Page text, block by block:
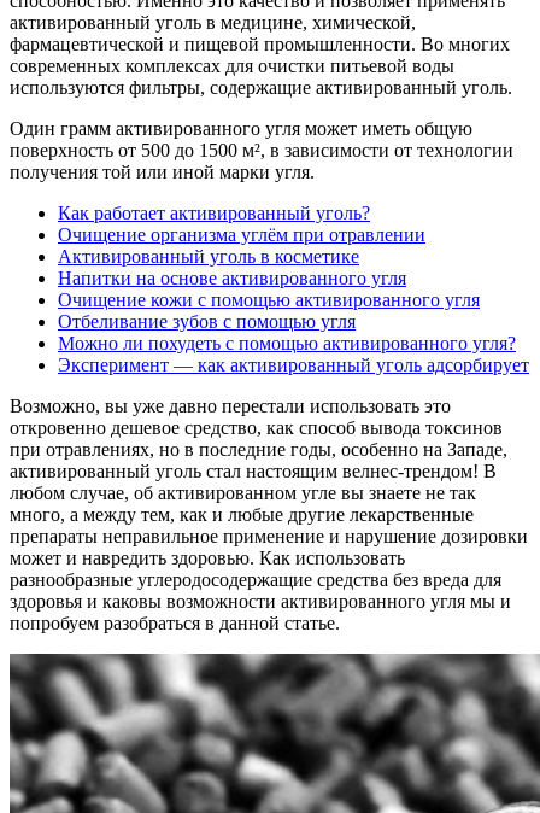
активированный уголь в медицине, химической,
фармацевтической и пищевой промышленности. Во многих
современных комплексах для очистки питьевой воды
используются фильтры, содержащие активированный уголь.
Один грамм активированного угля может иметь общую
поверхность от 500 до 1500 м², в зависимости от технологии
получения той или иной марки угля.
Как работает активированный уголь?
Очищение организма углём при отравлении
Активированный уголь в косметике
Напитки на основе активированного угля
Очищение кожи с помощью активированного угля
Отбеливание зубов с помощью угля
Можно ли похудеть с помощью активированного угля?
Эксперимент — как активированный уголь адсорбирует
Возможно, вы уже давно перестали использовать это
откровенно дешевое средство, как способ вывода токсинов
при отравлениях, но в последние годы, особенно на Западе,
активированный уголь стал настоящим велнес-трендом! В
любом случае, об активированном угле вы знаете не так
много, а между тем, как и любые другие лекарственные
препараты неправильное применение и нарушение дозировки
может и навредить здоровью. Как использовать
разнообразные углеродосодержащие средства без вреда для
здоровья и каковы возможности активированного угля мы и
попробуем разобраться в данной статье.